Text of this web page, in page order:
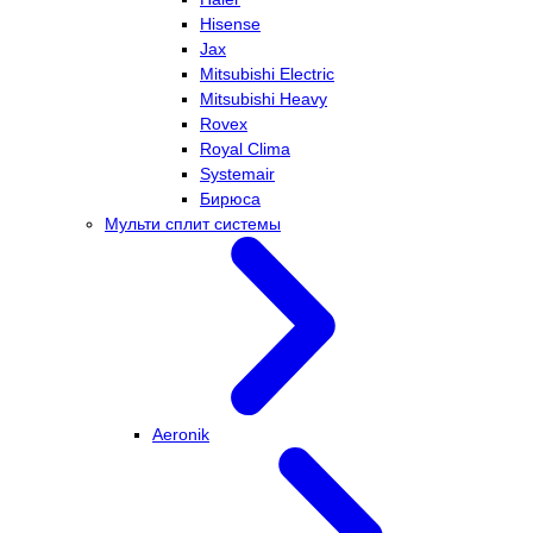
Hisense
Jax
Mitsubishi Electric
Mitsubishi Heavy
Rovex
Royal Clima
Systemair
Бирюса
Мульти сплит системы
Aeronik